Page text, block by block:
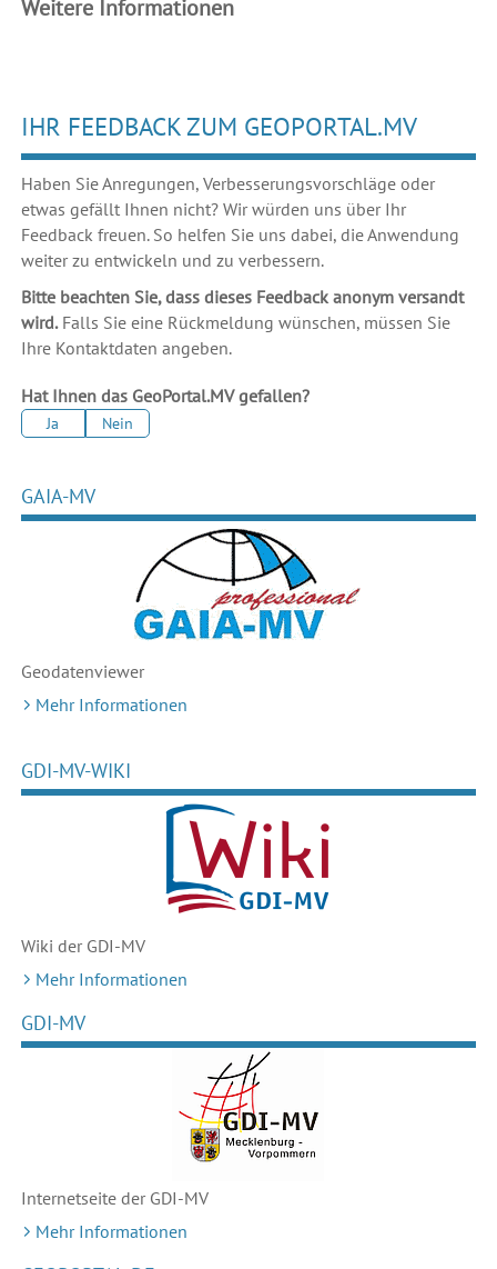
Weitere Informationen
IHR FEEDBACK ZUM GEOPORTAL.MV
Haben Sie Anregungen, Verbesserungsvorschläge oder
etwas gefällt Ihnen nicht? Wir würden uns über Ihr
Feedback freuen. So helfen Sie uns dabei, die Anwendung
weiter zu entwickeln und zu verbessern.
Bitte beachten Sie, dass dieses Feedback anonym versandt
wird.Falls Sie eine Rückmeldung wünschen, müssen Sie
Ihre Kontaktdaten angeben.
Hat Ihnen das GeoPortal.MV gefallen?
Ja Nein
GAIA-MV
Geodatenviewer
Mehr Informationen
GDI-MV-WIKI
Wiki der GDI-MV
Mehr Informationen
GDI-MV
Internetseite der GDI-MV
Mehr Informationen